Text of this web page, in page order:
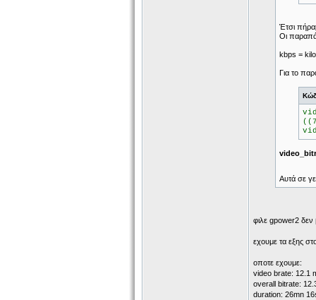
Έτσι
Οι
kbps =
Για το
Αυτά σε
φιλε gpower2
εχουμε τα εξης
οποτε εχουμε:
video brate: 12.1
overall bitrate:
duration: 26mn